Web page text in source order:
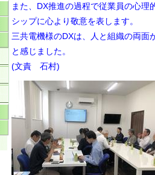
また、DX推進の過程で従業員の心
シップに心より敬意を表します。
三共電機様のDXは、人と組織の両面
と感じました。
(文責 石村)